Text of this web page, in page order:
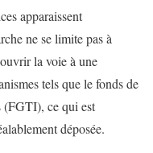
apparaissent
ne se limite pas à
la voie à une
tels que le fonds de
(FGTI), ce qui est
déposée.